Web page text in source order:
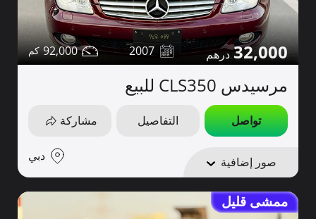
32,000
2007
92,000
مرسيدس CLS350 للبيع
تواصل التفاصيل مشاركة
صور إضافية دبي
ممشى قليل